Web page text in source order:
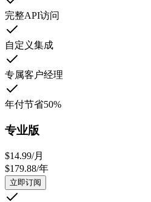
完整API访问
自定义集成
专属客户经理
年付节省50%
专业版
$14.99/月
$179.88/年
立即订阅